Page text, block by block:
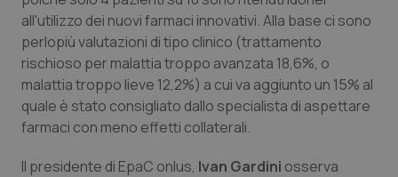
Quotidiano Pediatria
Rene & patologie urogenitali
Salute orale & impianti
all'utilizzo dei nuovi farmaci innovativi. Alla base ci sono
perlopiù valutazioni di tipo clinico (trattamento
rischioso per malattia troppo avanzata 18,6%, o
malattia troppo lieve 12,2%) a cui va aggiunto un 15% al
quale è stato consigliato dallo specialista di aspettare
farmaci con meno effetti collaterali.
Il presidente di EpaC onlus, Ivan Gardini osserva